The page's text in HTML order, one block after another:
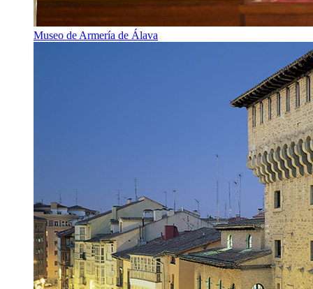
Museo de Armería de Álava